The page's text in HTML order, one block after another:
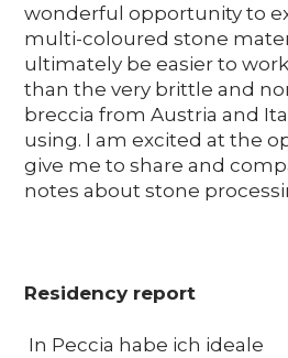
wonderful opportunity to
multi-coloured stone
ultimately be easier to
than the very brittle and
breccia from Austria and
using. I am excited at the
give me to share and
notes about stone
Residency report
In Peccia habe ich ideale